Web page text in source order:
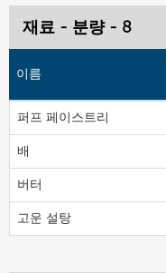
재료 - 분량 - 8
이름
퍼프 페이스트리
배
버터
고운 설탕